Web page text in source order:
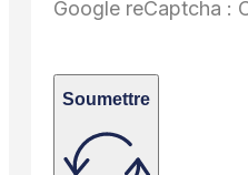
Google reCaptcha :
Soumettre